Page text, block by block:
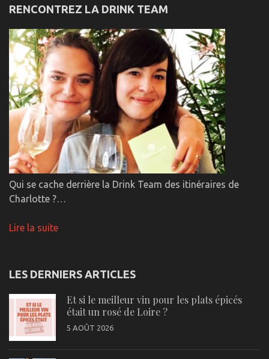
RENCONTREZ LA DRINK TEAM
Qui se cache derrière la Drink Team des itinéraires de
Charlotte ?…
Lire la suite
LES DERNIERS ARTICLES
Et si le meilleur vin pour les plats épicés
était un rosé de Loire ?
5 AOÛT 2026